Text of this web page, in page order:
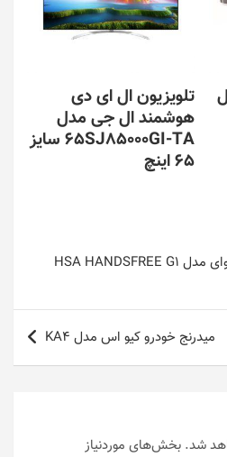
تلویزیون ال ای دی
هوشمند ال جی مدل
65SJ85000GI-TA سایز
65 اینچ
هدست بی سیم کیو سی وای مدل HSA HANDSFREE G1
میدرنج خودرو کیو اس مدل KA4
شد. بخش‌های موردنیاز